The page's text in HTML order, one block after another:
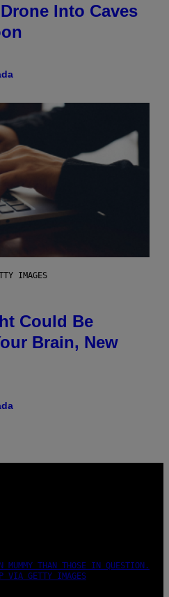
Into Caves
IMAGES
Could Be
Brain, New
MUMMY THAN THOSE IN QUESTION.
VIA GETTY IMAGES